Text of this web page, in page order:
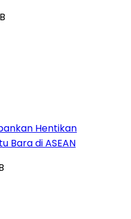
Hentikan
Bara di ASEAN